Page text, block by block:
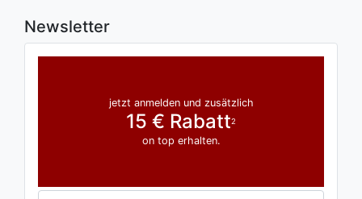
Newsletter
jetzt anmelden und zusätzlich
15 € Rabatt2
on top erhalten.